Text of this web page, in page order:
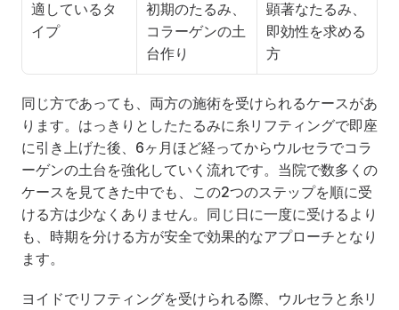
適しているタ
イプ
初期のたるみ、
コラーゲンの土
台作り
顕著なたるみ、
即効性を求める
方
同じ方であっても、両方の施術を受けられるケースがあ
ります。はっきりとしたたるみに糸リフティングで即座
に引き上げた後、6ヶ月ほど経ってからウルセラでコラ
ーゲンの土台を強化していく流れです。当院で数多くの
ケースを見てきた中でも、この2つのステップを順に受
ける方は少なくありません。同じ日に一度に受けるより
も、時期を分ける方が安全で効果的なアプローチとなり
ます。
ヨイドでリフティングを受けられる際、ウルセラと糸リ